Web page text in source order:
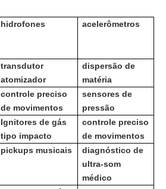
hidrofones acelerômetros
transdutor
atomizador
dispersão de
matéria
controle preciso
de movimentos
sensores de
pressão
Ignitores de gás
tipo impacto
controle preciso
de movimentos
pickups musicais
diagnóstico de
ultra-som
médico